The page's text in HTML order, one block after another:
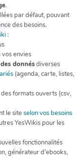
.
par défaut, pouvant
des besoins.
:
envies
donnésdiverses
(agenda, carte, listes,
formats ouverts (csv,
le siteselon vos besoins
YesWikis pour les
fonctionnalités
générateur d'ebooks,